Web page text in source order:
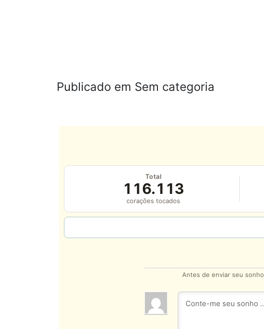
Publicado em Sem categoria
Total
116.113
corações tocados
Antes de enviar seu